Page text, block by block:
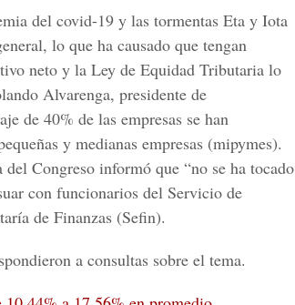
del covid-19 y las tormentas Eta y Iota
lo que ha causado que tengan
neto y la Ley de Equidad Tributaria lo
Alvarenga, presidente de
de 40% de las empresas se han
y medianas empresas (mipymes).
Congreso informó que “no se ha tocado
con funcionarios del Servicio de
de Finanzas (Sefin).
a consultas sobre el tema.